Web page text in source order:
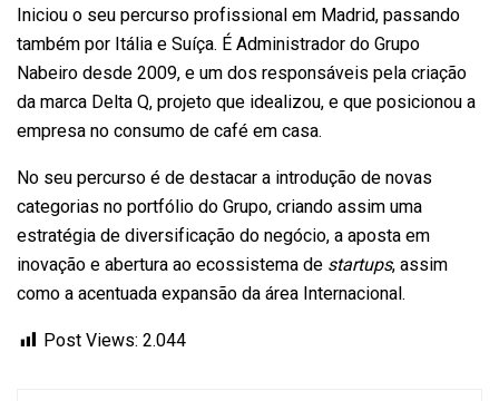
Iniciou o seu percurso profissional em Madrid, passando
também por Itália e Suíça. É Administrador do Grupo
Nabeiro desde 2009, e um dos responsáveis pela criação
da marca Delta Q, projeto que idealizou, e que posicionou a
empresa no consumo de café em casa.
No seu percurso é de destacar a introdução de novas
categorias no portfólio do Grupo, criando assim uma
estratégia de diversificação do negócio, a aposta em
inovação e abertura ao ecossistema de startups, assim
como a acentuada expansão da área Internacional.
Post Views: 2.044